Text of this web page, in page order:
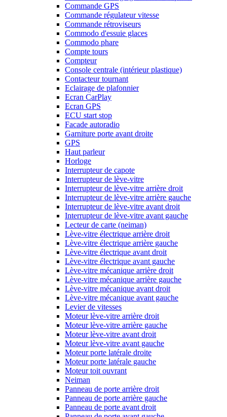
Commande GPS
Commande régulateur vitesse
Commande rétroviseurs
Commodo d'essuie glaces
Commodo phare
Compte tours
Compteur
Console centrale (intérieur plastique)
Contacteur tournant
Eclairage de plafonnier
Ecran CarPlay
Ecran GPS
ECU start stop
Facade autoradio
Garniture porte avant droite
GPS
Haut parleur
Horloge
Interrupteur de capote
Interrupteur de lève-vitre
Interrupteur de lève-vitre arrière droit
Interrupteur de lève-vitre arrière gauche
Interrupteur de lève-vitre avant droit
Interrupteur de lève-vitre avant gauche
Lecteur de carte (neiman)
Lève-vitre électrique arrière droit
Lève-vitre électrique arrière gauche
Lève-vitre électrique avant droit
Lève-vitre électrique avant gauche
Lève-vitre mécanique arrière droit
Lève-vitre mécanique arrière gauche
Lève-vitre mécanique avant droit
Lève-vitre mécanique avant gauche
Levier de vitesses
Moteur lève-vitre arrière droit
Moteur lève-vitre arrière gauche
Moteur lève-vitre avant droit
Moteur lève-vitre avant gauche
Moteur porte latérale droite
Moteur porte latérale gauche
Moteur toit ouvrant
Neiman
Panneau de porte arrière droit
Panneau de porte arrière gauche
Panneau de porte avant droit